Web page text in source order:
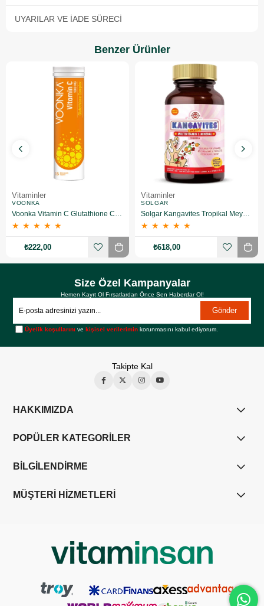
UYARILAR VE İADE SÜRECI
Benzer Ürünler
Vitaminler
VOONKA
★ ★ ★ ★ ★
₺222,00
Vitaminler
SOLGAR
★ ★ ★ ★ ★
₺618,00
Size Özel Kampanyalar
Hemen Kayıt Ol Fırsatlardan Önce Sen Haberdar Ol!
Gönder
Üyelik koşullarını vekişisel verilerimin korunmasını kabul ediyorum.
Takipte Kal
HAKKIMIZDA
POPÜLER KATEGORİLER
BİLGİLENDİRME
MÜŞTERİ HİZMETLERİ